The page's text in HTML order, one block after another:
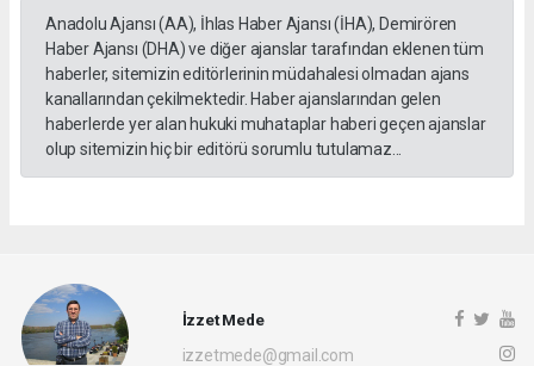
Anadolu Ajansı (AA), İhlas Haber Ajansı (İHA), Demirören
Haber Ajansı (DHA) ve diğer ajanslar tarafından eklenen tüm
haberler, sitemizin editörlerinin müdahalesi olmadan ajans
kanallarından çekilmektedir. Haber ajanslarından gelen
haberlerde yer alan hukuki muhataplar haberi geçen ajanslar
olup sitemizin hiç bir editörü sorumlu tutulamaz...
İzzet Mede
izzetmede@gmail.com